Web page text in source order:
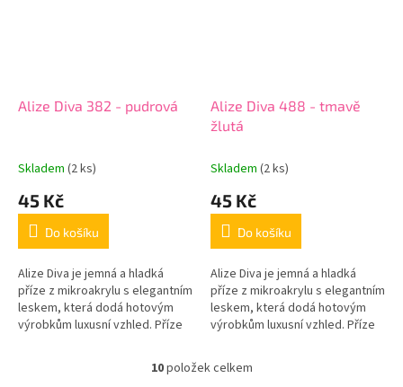
Alize Diva 382 - pudrová
Skladem (2 ks)
45 Kč
Do košíku
Alize Diva je jemná a hladká
příze z mikroakrylu s elegantním
leskem, která dodá hotovým
výrobkům luxusní vzhled. Příze
klouže na háčku i jehlicích...
Alize Diva 488 - tmavě
žlutá
Skladem (2 ks)
45 Kč
Do košíku
Alize Diva je jemná a hladká
příze z mikroakrylu s elegantním
leskem, která dodá hotovým
výrobkům luxusní vzhled. Příze
klouže na háčku i jehlicích...
O
10položek celkem